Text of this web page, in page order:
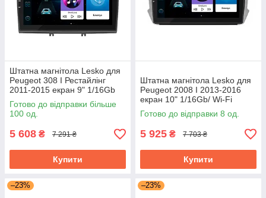
Штатна магнітола Lesko для
Peugeot 308 I Рестайлінг
2011-2015 екран 9" 1/16Gb
Grey/Wi-Fi Optima GPS
Android
Готово до відправки більше
100 од.
5 608 ₴ 7 291 ₴
Купити
Штатна магнітола Lesko для
Peugeot 2008 I 2013-2016
екран 10" 1/16Gb/ Wi-Fi
Optima GPS Android Пожо
Готово до відправки 8 од.
5 925 ₴ 7 703 ₴
Купити
–23% –23%